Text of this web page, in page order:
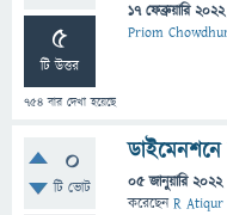
5
টি উত্তর
754 বার দেখা হয়েছে
17 ফেব্রুয়ারি 2022
Priom
0
টি ভোট 05 জানুয়ারি 2022
করেছেনR Atiqur